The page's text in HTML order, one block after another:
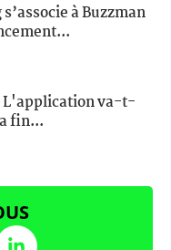
à Buzzman
L'application va-t-
fin...